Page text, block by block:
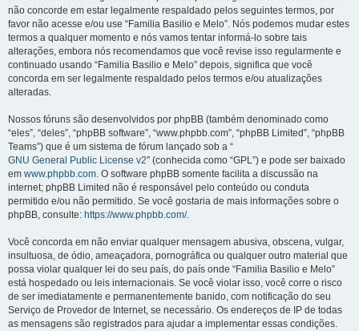
não concorde em estar legalmente respaldado pelos seguintes termos, por
favor não acesse e/ou use “Familia Basilio e Melo”. Nós podemos mudar estes
termos a qualquer momento e nós vamos tentar informá-lo sobre tais
alterações, embora nós recomendamos que você revise isso regularmente e
continuado usando “Familia Basilio e Melo” depois, significa que você
concorda em ser legalmente respaldado pelos termos e/ou atualizações
alteradas.
Nossos fóruns são desenvolvidos por phpBB (também denominado como
“eles”, “deles”, “phpBB software”, “www.phpbb.com”, “phpBB Limited”, “phpBB
Teams”) que é um sistema de fórum lançado sob a “
GNU General Public License v2” (conhecida como “GPL”) e pode ser baixado
em www.phpbb.com. O software phpBB somente facilita a discussão na
internet; phpBB Limited não é responsável pelo conteúdo ou conduta
permitido e/ou não permitido. Se você gostaria de mais informações sobre o
phpBB, consulte: https://www.phpbb.com/.
Você concorda em não enviar qualquer mensagem abusiva, obscena, vulgar,
insultuosa, de ódio, ameaçadora, pornográfica ou qualquer outro material que
possa violar qualquer lei do seu país, do país onde “Familia Basilio e Melo”
está hospedado ou leis internacionais. Se você violar isso, você corre o risco
de ser imediatamente e permanentemente banido, com notificação do seu
Serviço de Provedor de Internet, se necessário. Os endereços de IP de todas
as mensagens são registrados para ajudar a implementar essas condições.